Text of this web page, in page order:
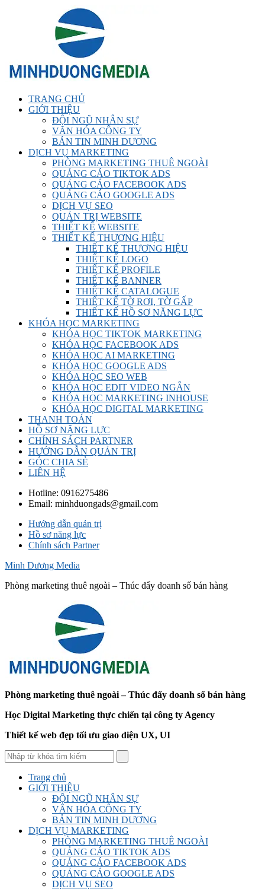
TRANG CHỦ
GIỚI THIỆU
ĐỘI NGŨ NHÂN SỰ
VĂN HÓA CÔNG TY
BẢN TIN MINH DƯƠNG
DỊCH VỤ MARKETING
PHÒNG MARKETING THUÊ NGOÀI
QUẢNG CÁO TIKTOK ADS
QUẢNG CÁO FACEBOOK ADS
QUẢNG CÁO GOOGLE ADS
DỊCH VỤ SEO
QUẢN TRỊ WEBSITE
THIẾT KẾ WEBSITE
THIẾT KẾ THƯƠNG HIỆU
THIẾT KẾ THƯƠNG HIỆU
THIẾT KẾ LOGO
THIẾT KẾ PROFILE
THIẾT KẾ BANNER
THIẾT KẾ CATALOGUE
THIẾT KẾ TỜ RƠI, TỜ GẤP
THIẾT KẾ HỒ SƠ NĂNG LỰC
KHÓA HỌC MARKETING
KHÓA HỌC TIKTOK MARKETING
KHÓA HỌC FACEBOOK ADS
KHÓA HỌC AI MARKETING
KHÓA HỌC GOOGLE ADS
KHÓA HỌC SEO WEB
KHÓA HỌC EDIT VIDEO NGẮN
KHÓA HỌC MARKETING INHOUSE
KHÓA HỌC DIGITAL MARKETING
THANH TOÁN
HỒ SƠ NĂNG LỰC
CHÍNH SÁCH PARTNER
HƯỚNG DẪN QUẢN TRỊ
GÓC CHIA SẺ
LIÊN HỆ
Hotline: 0916275486
Email: minhduongads@gmail.com
Hướng dẫn quản trị
Hồ sơ năng lực
Chính sách Partner
Minh Dương Media
Phòng marketing thuê ngoài – Thúc đẩy doanh số bán hàng
Phòng marketing thuê ngoài – Thúc đẩy doanh số bán hàng
Học Digital Marketing thực chiến tại công ty Agency
Thiết kế web đẹp tối ưu giao diện UX, UI
Trang chủ
GIỚI THIỆU
ĐỘI NGŨ NHÂN SỰ
VĂN HÓA CÔNG TY
BẢN TIN MINH DƯƠNG
DỊCH VỤ MARKETING
PHÒNG MARKETING THUÊ NGOÀI
QUẢNG CÁO TIKTOK ADS
QUẢNG CÁO FACEBOOK ADS
QUẢNG CÁO GOOGLE ADS
DỊCH VỤ SEO